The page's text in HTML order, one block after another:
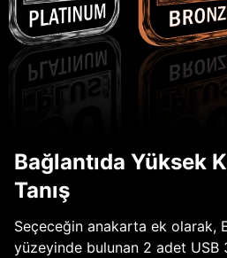
Bağlantıda Yüksek
Tanış
Seçeceğin anakarta ek olarak,
yüzeyinde bulunan 2 adet USB